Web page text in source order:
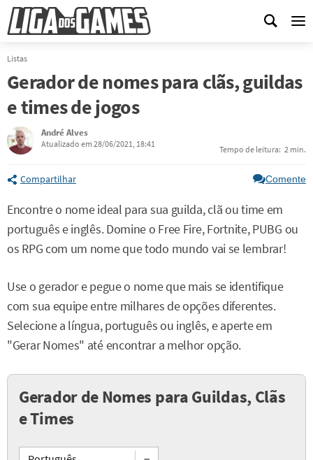
Listas
Gerador de nomes para clãs, guildas
e times de jogos
André Alves
Atualizado em 28/06/2021, 18:41
Tempo de leitura: 2 min.
Compartilhar Comente
Encontre o nome ideal para sua guilda, clã ou time em
português e inglês. Domine o Free Fire, Fortnite, PUBG ou
os RPG com um nome que todo mundo vai se lembrar!
Use o gerador e pegue o nome que mais se identifique
com sua equipe entre milhares de opções diferentes.
Selecione a língua, português ou inglês, e aperte em
"Gerar Nomes" até encontrar a melhor opção.
Gerador de Nomes para Guildas, Clãs
e Times